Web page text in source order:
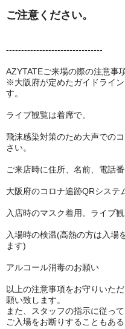
ご注意ください。
--------------------------------
AZYTATEご来場の際の注意事
※大阪府が定めたガイドライ
す。
ライブ観覧は着席で。
飛沫感染対策のため大声での
さい。
ご来店時に住所、名前、電話
大阪府のコロナ追跡QRシステ
入店時のマスク着用。ライブ
入場時の検温(高熱の方は入場
ます)
アルコール消毒のお願い
以上の注意事項をお守りいた
願い致します。
また、スタッフの指示に従っ
ご入場をお断りすることもあ